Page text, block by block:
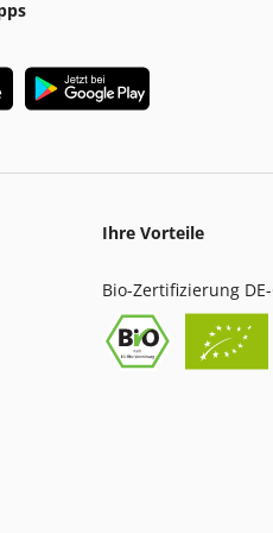
Ihre Vorteile
Bio-Zertifizierung